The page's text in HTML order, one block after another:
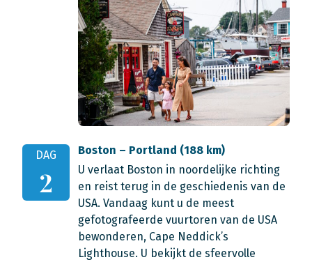
DAG
2
Boston – Portland (188 km)
U verlaat Boston in noordelijke richting
en reist terug in de geschiedenis van de
USA. Vandaag kunt u de meest
gefotografeerde vuurtoren van de USA
bewonderen, Cape Neddick’s
Lighthouse. U bekijkt de sfeervolle